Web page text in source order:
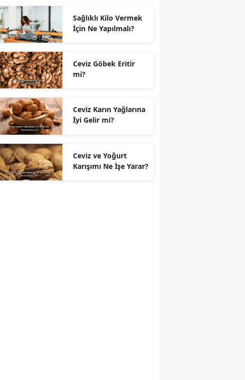
Sağlıklı Kilo Vermek
İçin Ne Yapılmalı?
Ceviz Göbek Eritir
mi?
Ceviz Karın Yağlarına
İyi Gelir mi?
Ceviz ve Yoğurt
Karışımı Ne İşe Yarar?